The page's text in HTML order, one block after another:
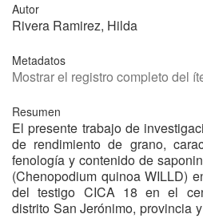
Autor
Rivera Ramirez, Hilda
Metadatos
Mostrar el registro completo del
Resumen
El presente trabajo de
de rendimiento de grano,
fenología y contenido de
(Chenopodium quinoa WILLD)
del testigo CICA 18 en el
distrito San Jerónimo, provincia